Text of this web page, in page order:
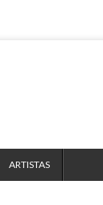
ARTISTAS